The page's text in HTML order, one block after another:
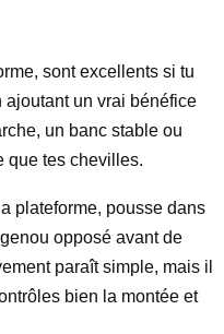
sont excellents si tu
un vrai bénéfice
un banc stable ou
que tes chevilles.
plateforme, pousse dans
opposé avant de
paraît simple, mais il
bien la montée et